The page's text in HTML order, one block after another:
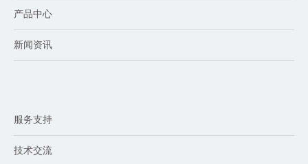
产品中心
新闻资讯
服务支持
技术交流